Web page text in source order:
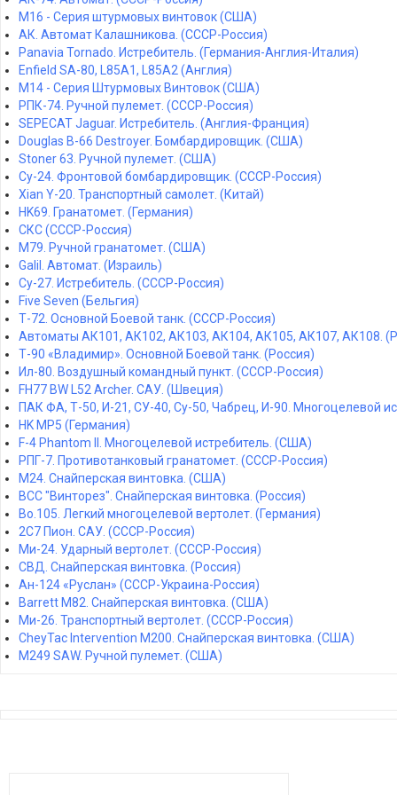
M16 - Серия штурмовых винтовок (США)
АК. Автомат Калашникова. (СССР-Россия)
Panavia Tornado. Истребитель. (Германия-Англия-Италия)
Enfield SA-80, L85A1, L85A2 (Англия)
M14 - Серия Штурмовых Винтовок (США)
РПК-74. Ручной пулемет. (СССР-Россия)
SEPECAT Jaguar. Истребитель. (Англия-Франция)
Douglas B-66 Destroyer. Бомбардировщик. (США)
Stoner 63. Ручной пулемет. (США)
Су-24. Фронтовой бомбардировщик. (СССР-Россия)
Xian Y-20. Транспортный самолет. (Китай)
HK69. Гранатомет. (Германия)
СКС (СССР-Россия)
M79. Ручной гранатомет. (США)
Galil. Автомат. (Израиль)
Су-27. Истребитель. (СССР-Россия)
Five Seven (Бельгия)
Т-72. Основной Боевой танк. (СССР-Россия)
Автоматы АК101, АК102, АК103, АК104, АК105, АК107, АК108.
Т-90 «Владимир». Основной Боевой танк. (Россия)
Ил-80. Воздушный командный пункт. (СССР-Россия)
FH77 BW L52 Archer. САУ. (Швеция)
ПАК ФА, Т-50, И-21, СУ-40, Су-50, Чабрец, И-90. Многоцелевой
HK MP5 (Германия)
F-4 Phantom II. Многоцелевой истребитель. (США)
РПГ-7. Противотанковый гранатомет. (СССР-Россия)
M24. Снайперская винтовка. (США)
ВСС "Винторез". Снайперская винтовка. (Россия)
Bo.105. Легкий многоцелевой вертолет. (Германия)
2С7 Пион. САУ. (СССР-Россия)
Ми-24. Ударный вертолет. (СССР-Россия)
СВД. Снайперская винтовка. (Россия)
Ан-124 «Руслан» (СССР-Украина-Россия)
Barrett M82. Снайперская винтовка. (США)
Ми-26. Транспортный вертолет. (СССР-Россия)
CheyTac Intervention M200. Снайперская винтовка. (США)
M249 SAW. Ручной пулемет. (США)